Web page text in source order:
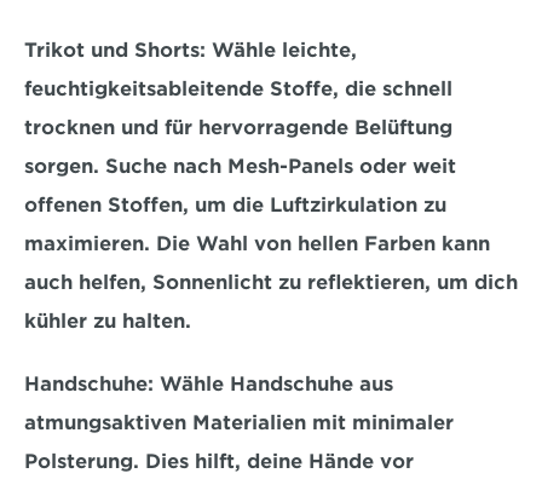
Trikot und Shorts: Wähle leichte,
feuchtigkeitsableitende Stoffe, die schnell
trocknen und für hervorragende Belüftung
sorgen. Suche nach Mesh-Panels oder weit
offenen Stoffen, um die Luftzirkulation zu
maximieren. Die Wahl von hellen Farben kann
auch helfen, Sonnenlicht zu reflektieren, um dich
kühler zu halten.
Handschuhe: Wähle Handschuhe aus
atmungsaktiven Materialien mit minimaler
Polsterung. Dies hilft, deine Hände vor